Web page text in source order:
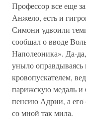
Профессор все еще
Анжело, есть и
Симони удвоили
сообщал о вводе
Наполеоника». Да-
уныло оправдываясь
кровопускателем,
парижскую медаль и
пенсию Адрии, а его
со мной так мила.